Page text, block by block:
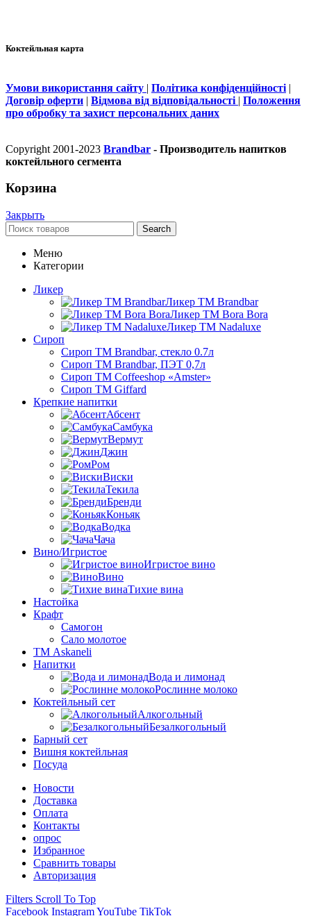
Коктейльная карта
Умови використання сайту | Політика конфіденційності |
Договір оферти | Відмова від відповідальності | Положення
про обробку та захист персональних даних
Copyright 2001-2023 Brandbar - Производитель напитков
коктейльного сегмента
Корзина
Закрыть
Search
Меню
Категории
Ликер
Ликер ТМ Brandbar
Ликер ТМ Bora Bora
Ликер ТМ Nadaluxe
Сироп
Сироп TM Brandbar, стекло 0.7л
Сироп TM Brandbar, ПЭТ 0,7л
Сироп TM Coffeeshop «Amster»
Сироп TM Giffard
Крепкие напитки
Абсент
Самбука
Вермут
Джин
Ром
Виски
Текила
Бренди
Коньяк
Водка
Чача
Вино/Игристое
Игристое вино
Вино
Тихие вина
Настойка
Крафт
Самогон
Сало молотое
ТМ Askaneli
Напитки
Вода и лимонад
Рослинне молоко
Коктейльный сет
Алкогольный
Безалкогольный
Барный сет
Вишня коктейльная
Посуда
Новости
Доставка
Оплата
Контакты
опрос
Избранное
Сравнить товары
Авторизация
Filters Scroll To Top
Facebook InstagramYouTube TikTok